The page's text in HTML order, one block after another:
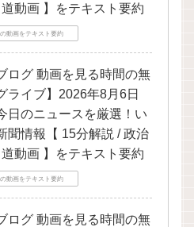
動画 】をテキスト要約
動画をテキスト要約
ログ 動画を見る時間の無
ライブ】2026年8月6日
日のニュースを厳選！い
聞情報【 15分解説 / 政治
動画 】をテキスト要約
動画をテキスト要約
ログ 動画を見る時間の無